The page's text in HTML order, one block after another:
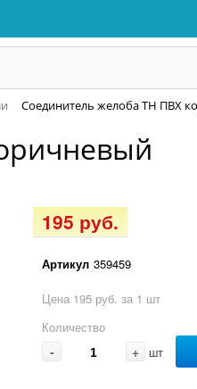
Соединитель желоба ТН ПВХ
195 руб.
Артикул 359459
Цена 195 руб. за 1 шт
Количество
- + шт